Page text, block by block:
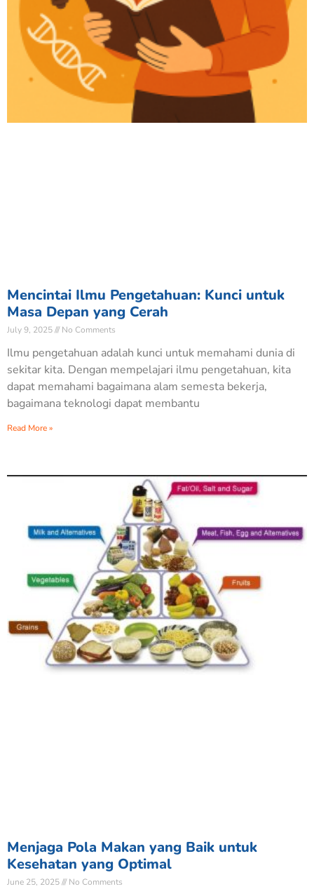
Mencintai Ilmu Pengetahuan: Kunci untuk
Masa Depan yang Cerah
July 9, 2025 No Comments
Ilmu pengetahuan adalah kunci untuk memahami dunia di
sekitar kita. Dengan mempelajari ilmu pengetahuan, kita
dapat memahami bagaimana alam semesta bekerja,
bagaimana teknologi dapat membantu
Read More »
Menjaga Pola Makan yang Baik untuk
Kesehatan yang Optimal
June 25, 2025 No Comments